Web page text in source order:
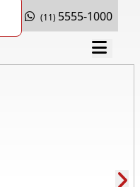
(11) 5555-1000